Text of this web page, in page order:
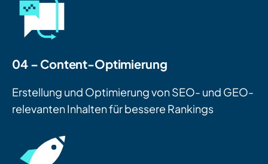
04 – Content-Optimierung
Erstellung und Optimierung von SEO- und GEO-
relevanten Inhalten für bessere Rankings